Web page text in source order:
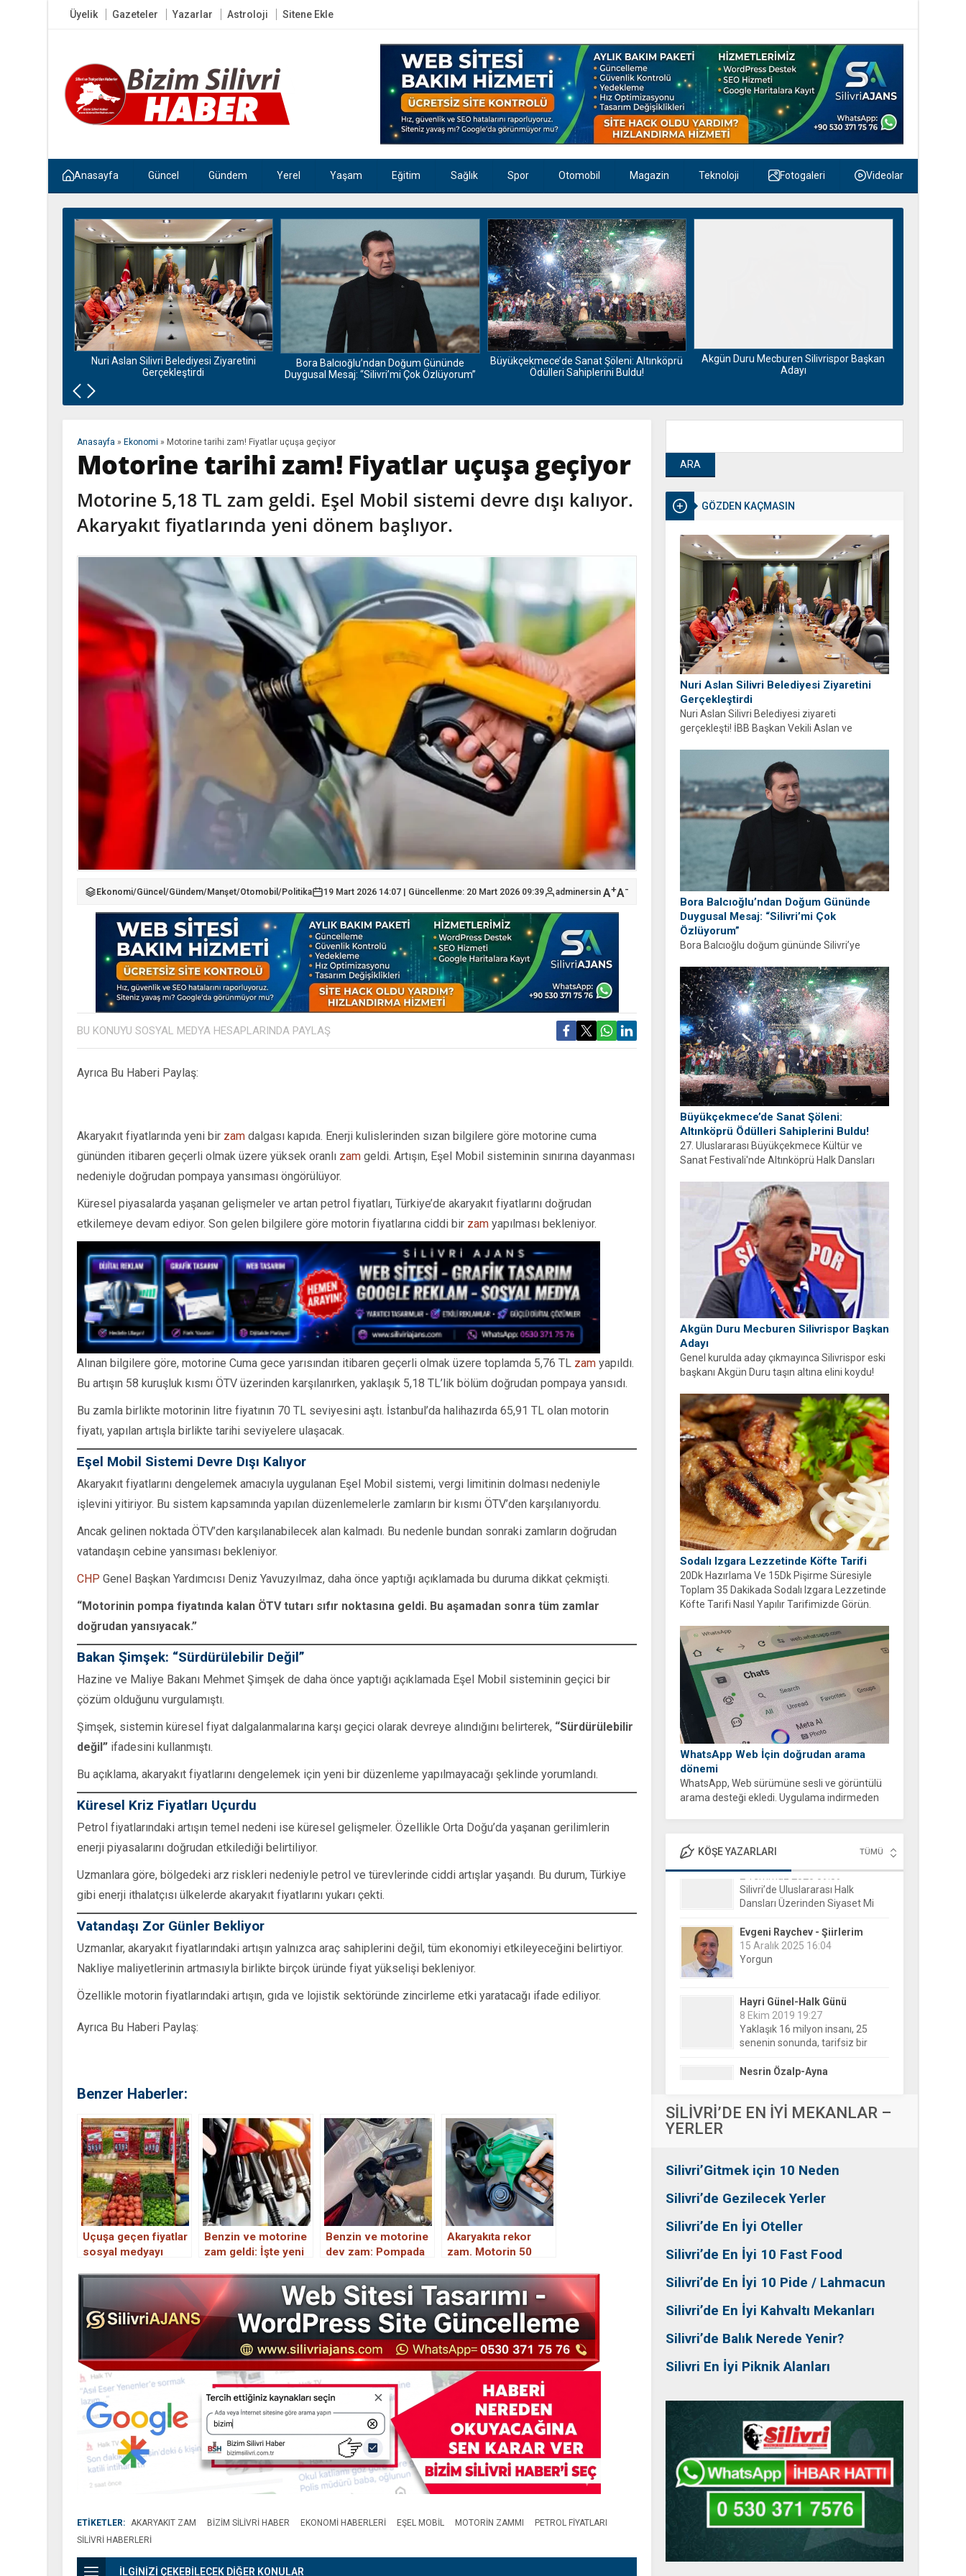
Üyelik Gazeteler Yazarlar Astroloji Sitene Ekle
Anasayfa Güncel Gündem Yerel Yaşam Eğitim Sağlık Spor Otomobil Magazin Teknoloji Fotogaleri Videolar
Nuri Aslan Silivri Belediyesi Ziyaretini
Gerçekleştirdi
Bora Balcıoğlu’ndan Doğum Gününde
Duygusal Mesaj: “Silivri’mi Çok Özlüyorum”
Büyükçekmece’de Sanat Şöleni: Altınköprü
Ödülleri Sahiplerini Buldu!
Akgün Duru Mecburen Silivrispor Başkan
Adayı
GÖZDEN KAÇMASIN
Nuri Aslan Silivri Belediyesi Ziyaretini
Gerçekleştirdi
Nuri Aslan Silivri Belediyesi ziyareti
gerçekleşti! İBB Başkan Vekili Aslan ve
Bora Balcıoğlu’ndan Doğum Gününde
Duygusal Mesaj: “Silivri’mi Çok
Özlüyorum”
Bora Balcıoğlu doğum gününde Silivri’ye
ayrıyım” diyen Balcıoğlu, bir sonraki doğum
gününü ailesi ve hemşehrileriyle birlikte
geçirmeyi diledi.
Büyükçekmece’de Sanat Şöleni:
Altınköprü Ödülleri Sahiplerini Buldu!
27. Uluslararası Büyükçekmece Kültür ve
Sanat Festivali'nde Altınköprü Halk Dansları
Akgün Duru Mecburen Silivrispor Başkan
Adayı
Genel kurulda aday çıkmayınca Silivrispor eski
başkanı Akgün Duru taşın altına elini koydu!
açıkladı.
Sodalı Izgara Lezzetinde Köfte Tarifi
20Dk Hazırlama Ve 15Dk Pişirme Süresiyle
Toplam 35 Dakikada Sodalı Izgara Lezzetinde
Köfte Tarifi Nasıl Yapılır Tarifimizde Görün.
WhatsApp Web İçin doğrudan arama
dönemi
WhatsApp, Web sürümüne sesli ve görüntülü
arama desteği ekledi. Uygulama indirmeden
KÖŞE YAZARLARI TÜMÜ
Evgeni Raychev - Şiirlerim
15 Aralık 2025 16:04
Hayri Günel-Halk Günü
senenin sonunda, tarifsiz bir
belirsizliğin ortasına bıraktılar!
Nesrin Özalp-Ayna
24 Haziran 2026 00:04
Kaybeder? Üreticiden Esnafa,
Tansu Bayrakdar-Biz diyoruz
ki
Ersin Özalp-Gerçekler
Silivri’de Uluslararası Halk
Yapılıyor?
SİLİVRİ’DE EN İYİ MEKANLAR –
YERLER
Silivri’Gitmek için 10 Neden
Silivri’de Gezilecek Yerler
Silivri’de En İyi Oteller
Silivri’de En İyi 10 Fast Food
Silivri’de En İyi 10 Pide / Lahmacun
Silivri’de En İyi Kahvaltı Mekanları
Silivri’de Balık Nerede Yenir?
Silivri En İyi Piknik Alanları
Anasayfa » Ekonomi » Motorine tarihi zam! Fiyatlar uçuşa geçiyor
Motorine tarihi zam! Fiyatlar uçuşa geçiyor
Motorine 5,18 TL zam geldi. Eşel Mobil sistemi devre dışı kalıyor.
Akaryakıt fiyatlarında yeni dönem başlıyor.
Ekonomi/Güncel /Gündem/Manşet/Otomobil /Politika 19 Mart 2026 14:07 | Güncellenme: 20 Mart 2026 09:39 adminersin A+A-
BU KONUYU SOSYAL MEDYA HESAPLARINDA PAYLAŞ
Ayrıca Bu Haberi Paylaş:
Akaryakıt fiyatlarında yeni bir zam dalgası kapıda. Enerji kulislerinden sızan bilgilere göre motorine cuma
gününden itibaren geçerli olmak üzere yüksek oranlı zam geldi. Artışın, Eşel Mobil sisteminin sınırına dayanması
nedeniyle doğrudan pompaya yansıması öngörülüyor.
Küresel piyasalarda yaşanan gelişmeler ve artan petrol fiyatları, Türkiye’de akaryakıt fiyatlarını doğrudan
etkilemeye devam ediyor. Son gelen bilgilere göre motorin fiyatlarına ciddi bir zam yapılması bekleniyor.
Alınan bilgilere göre, motorine Cuma gece yarısından itibaren geçerli olmak üzere toplamda 5,76 TL zam yapıldı.
Bu artışın 58 kuruşluk kısmı ÖTV üzerinden karşılanırken, yaklaşık 5,18 TL’lik bölüm doğrudan pompaya yansıdı.
Bu zamla birlikte motorinin litre fiyatının 70 TL seviyesini aştı. İstanbul’da halihazırda 65,91 TL olan motorin
fiyatı, yapılan artışla birlikte tarihi seviyelere ulaşacak.
Eşel Mobil Sistemi Devre Dışı Kalıyor
Akaryakıt fiyatlarını dengelemek amacıyla uygulanan Eşel Mobil sistemi, vergi limitinin dolması nedeniyle
işlevini yitiriyor. Bu sistem kapsamında yapılan düzenlemelerle zamların bir kısmı ÖTV’den karşılanıyordu.
Ancak gelinen noktada ÖTV’den karşılanabilecek alan kalmadı. Bu nedenle bundan sonraki zamların doğrudan
vatandaşın cebine yansıması bekleniyor.
CHP Genel Başkan Yardımcısı Deniz Yavuzyılmaz, daha önce yaptığı açıklamada bu duruma dikkat çekmişti.
“Motorinin pompa fiyatında kalan ÖTV tutarı sıfır noktasına geldi. Bu aşamadan sonra tüm zamlar
doğrudan yansıyacak.”
Bakan Şimşek: “Sürdürülebilir Değil”
Hazine ve Maliye Bakanı Mehmet Şimşek de daha önce yaptığı açıklamada Eşel Mobil sisteminin geçici bir
çözüm olduğunu vurgulamıştı.
Şimşek, sistemin küresel fiyat dalgalanmalarına karşı geçici olarak devreye alındığını belirterek, “Sürdürülebilir
değil” ifadesini kullanmıştı.
Bu açıklama, akaryakıt fiyatlarını dengelemek için yeni bir düzenleme yapılmayacağı şeklinde yorumlandı.
Küresel Kriz Fiyatları Uçurdu
Petrol fiyatlarındaki artışın temel nedeni ise küresel gelişmeler. Özellikle Orta Doğu’da yaşanan gerilimlerin
enerji piyasalarını doğrudan etkilediği belirtiliyor.
Uzmanlara göre, bölgedeki arz riskleri nedeniyle petrol ve türevlerinde ciddi artışlar yaşandı. Bu durum, Türkiye
gibi enerji ithalatçısı ülkelerde akaryakıt fiyatlarını yukarı çekti.
Vatandaşı Zor Günler Bekliyor
Uzmanlar, akaryakıt fiyatlarındaki artışın yalnızca araç sahiplerini değil, tüm ekonomiyi etkileyeceğini belirtiyor.
Nakliye maliyetlerinin artmasıyla birlikte birçok üründe fiyat yükselişi bekleniyor.
Özellikle motorin fiyatlarındaki artışın, gıda ve lojistik sektöründe zincirleme etki yaratacağı ifade ediliyor.
Ayrıca Bu Haberi Paylaş:
Benzer Haberler:
Uçuşa geçen fiyatlar
sosyal medyayı
TL, dolma biber
Benzin ve motorine
zam geldi: İşte yeni
Benzin ve motorine
dev zam: Pompada
Akaryakıta rekor
zam. Motorin 50
ETİKETLER: AKARYAKIT ZAM BIZIM SILIVRI HABER EKONOMI HABERLERI EŞEL MOBIL MOTORIN ZAMMI
PETROL FIYATLARI
SILIVRI HABERLERI
İLGİNİZİ ÇEKEBİLECEK DİĞER KONULAR